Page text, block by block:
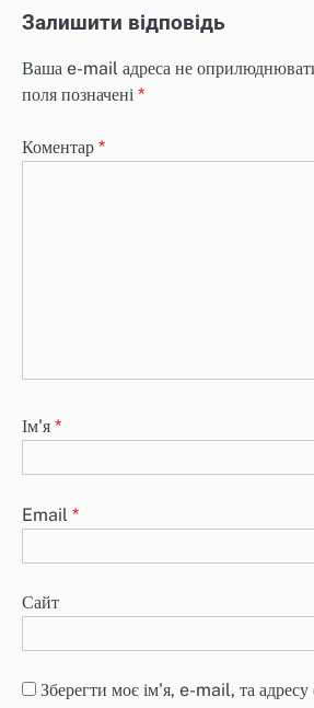
Залишити відповідь
Ваша e-mail адреса не
поля позначені *
Коментар *
Ім'я *
Email *
Сайт
Зберегти моє ім'я, e-mail, та